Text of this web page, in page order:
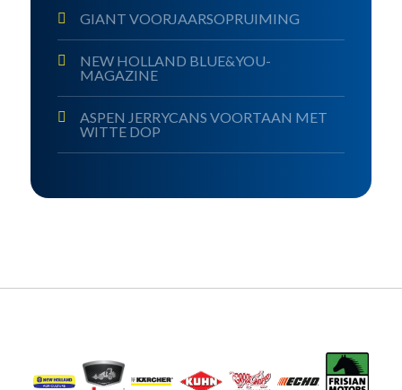
GIANT VOORJAARSOPRUIMING
NEW HOLLAND BLUE&YOU-
MAGAZINE
ASPEN JERRYCANS VOORTAAN MET
WITTE DOP